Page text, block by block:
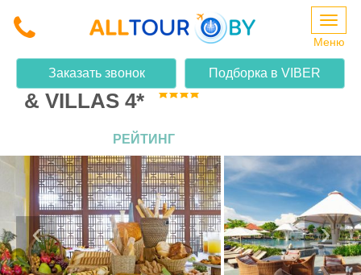
Меню
Заказать звонок Подборка в VIBER
MERCURE PHU QUOC RESORT
& VILLAS 4*
РЕЙТИНГ